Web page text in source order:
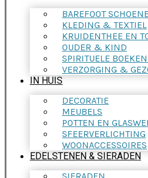
BAREFOOT
KLEDING & TEXTIEL
KRUIDENTHEE EN
OUDER & KIND
SPIRITUELE
VERZORGING &
IN HUIS
DECORATIE
MEUBELS
POTTEN EN
SFEERVERLICHTING
WOONACCESSOIRES
EDELSTENEN & SIERADEN